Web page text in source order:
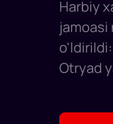
Harbiy
jamoasi
Otryad